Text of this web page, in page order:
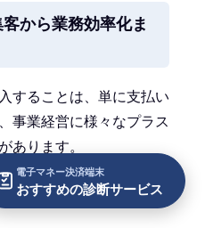
から業務効率化ま
することは、単に支払い
事業経営に様々なプラス
あります。
電子マネー決済端末
おすすめの診断サービス